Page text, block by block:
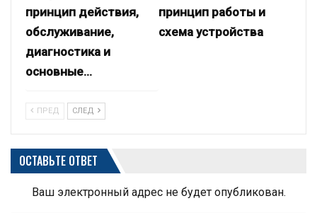
принцип действия,
обслуживание,
диагностика и
основные…
принцип работы и
схема устройства
ПРЕД СЛЕД
ОСТАВЬТЕ ОТВЕТ
Ваш электронный адрес не будет опубликован.